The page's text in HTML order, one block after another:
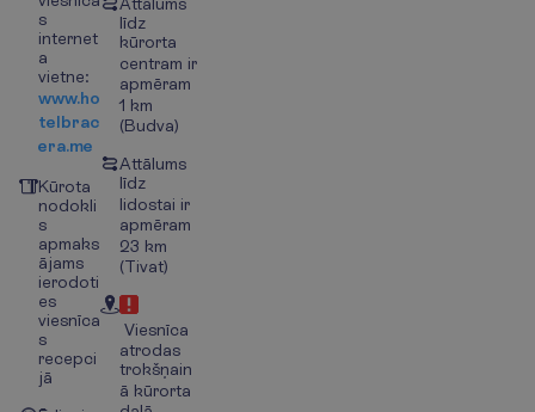
s
internet
a
vietne:
www.ho
telbrac
era.me
Kūrota
nodokli
s
apmaks
ājams
ierodoti
es
viesnīca
s
recepci
jā
līdz
kūrorta
centram ir
apmēram
1 km
(Budva)
Attālums
līdz
lidostai ir
apmēram
23 km
(Tivat)
Viesnīca
atrodas
trokšņain
ā kūrorta